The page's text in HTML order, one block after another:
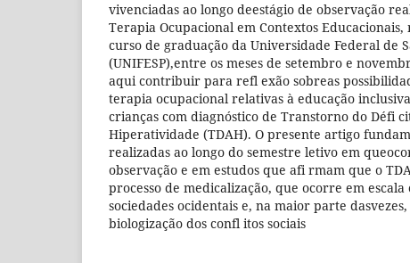
vivenciadas ao longo deestágio de observação
Terapia Ocupacional em Contextos
curso de graduação da Universidade Federal de
(UNIFESP),entre os meses de setembro e
aqui contribuir para refl exão sobreas
terapia ocupacional relativas à educação
crianças com diagnóstico de Transtorno do Défi
Hiperatividade (TDAH). O presente artigo
realizadas ao longo do semestre letivo em
observação e em estudos que afi rmam que o
processo de medicalização, que ocorre em escala
sociedades ocidentais e, na maior parte
biologização dos confl itos sociais